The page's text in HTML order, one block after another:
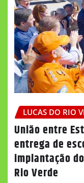
LUCAS DO RIO
União entre
entrega de
implantação
Rio Verde